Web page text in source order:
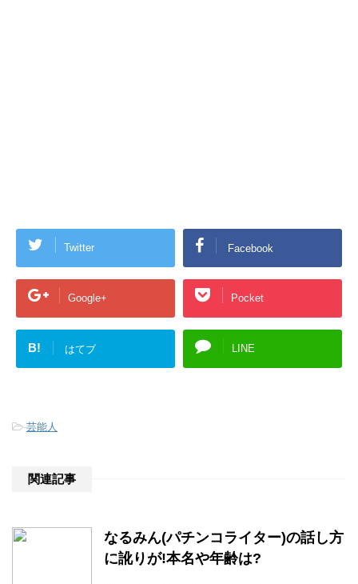
Twitter Facebook
Google+ Pocket
B! はてブ LINE
-芸能人
関連記事
なるみん(パチンコライター)の話し方
に訛りが!本名や年齢は?